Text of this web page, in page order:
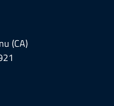
(CA)